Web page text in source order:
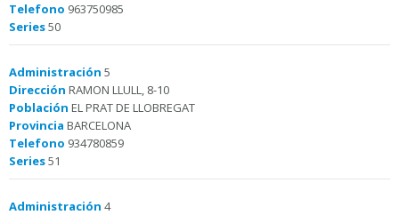
Telefono 963750985
Series50
Administración 5
Dirección RAMON LLULL, 8-10
Población EL PRAT DE LLOBREGAT
Provincia BARCELONA
Telefono 934780859
Series51
Administración 4